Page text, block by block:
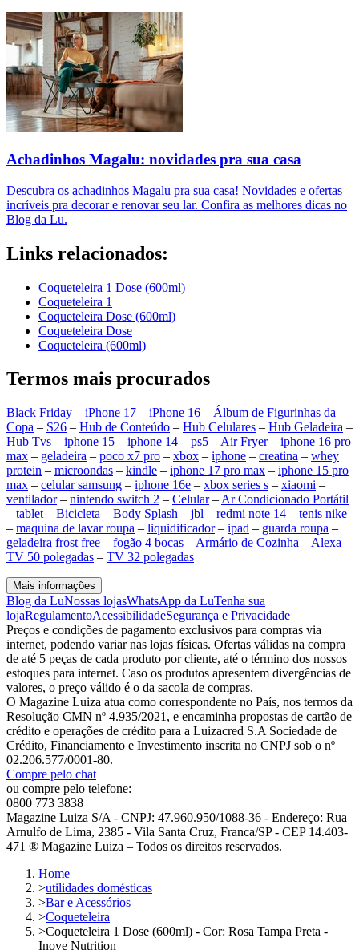
Achadinhos Magalu: novidades pra sua casa
Descubra os achadinhos Magalu pra sua casa! Novidades e ofertas
incríveis pra decorar e renovar seu lar. Confira as melhores dicas no
Blog da Lu.
Links relacionados:
Coqueteleira 1 Dose (600ml)
Coqueteleira 1
Coqueteleira Dose (600ml)
Coqueteleira Dose
Coqueteleira (600ml)
Termos mais procurados
Black Friday – iPhone 17 – iPhone 16 – Álbum de Figurinhas da
Copa – S26 – Hub de Conteúdo – Hub Celulares – Hub Geladeira –
Hub Tvs – iphone 15 – iphone 14 – ps5 – Air Fryer– iphone 16 pro
max – geladeira – poco x7 pro – xbox – iphone – creatina – whey
protein – microondas – kindle – iphone 17 pro max – iphone 15 pro
max – celular samsung – iphone 16e – xbox series s – xiaomi –
ventilador– nintendo switch 2 – Celular– Ar Condicionado Portátil
– tablet – Bicicleta – Body Splash – jbl – redmi note 14 – tenis nike
– maquina de lavar roupa – liquidificador– ipad – guarda roupa –
geladeira frost free – fogão 4 bocas – Armário de Cozinha – Alexa –
TV 50 polegadas – TV 32 polegadas
Mais informações
Blog da LuNossas lojasWhatsApp da LuTenha sua
lojaRegulamentoAcessibilidadeSegurança e Privacidade
Preços e condições de pagamento exclusivos para compras via
internet, podendo variar nas lojas físicas. Ofertas válidas na compra
de até 5 peças de cada produto por cliente, até o término dos nossos
estoques para internet. Caso os produtos apresentem divergências de
valores, o preço válido é o da sacola de compras.
O Magazine Luiza atua como correspondente no País, nos termos da
Resolução CMN nº 4.935/2021, e encaminha propostas de cartão de
crédito e operações de crédito para a Luizacred S.A Sociedade de
Crédito, Financiamento e Investimento inscrita no CNPJ sob o nº
02.206.577/0001-80.
Compre pelo chat
ou compre pelo telefone:
0800 773 3838
Magazine Luiza S/A - CNPJ: 47.960.950/1088-36 - Endereço: Rua
Arnulfo de Lima, 2385 - Vila Santa Cruz, Franca/SP - CEP 14.403-
471 ® Magazine Luiza – Todos os direitos reservados.
Home
>utilidades domésticas
>Bar e Acessórios
>Coqueteleira
>Coqueteleira 1 Dose (600ml) - Cor: Rosa Tampa Preta -
Inove Nutrition